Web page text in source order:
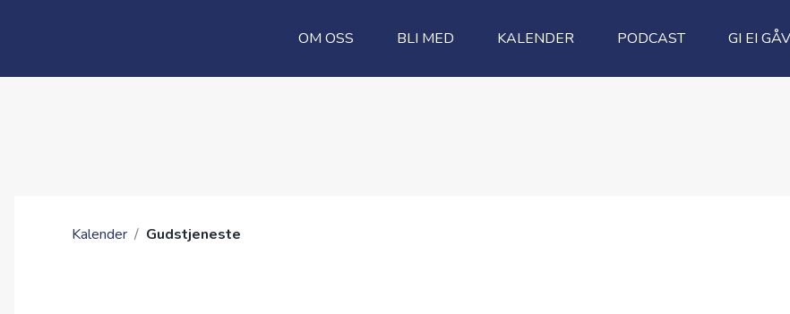
OM OSS BLI MED KALENDER PODCAST GI EI
Kalender / Gudstjeneste